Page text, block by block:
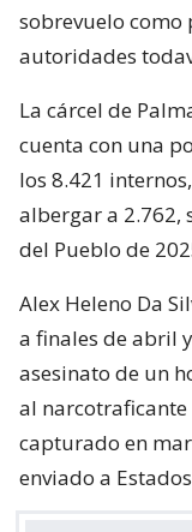
sobrevuelo como
autoridades
La cárcel de
cuenta con una
los 8.421
albergar a 2.762,
del Pueblo de
Alex Heleno Da
a finales de abril
asesinato de un
al
capturado en
enviado a